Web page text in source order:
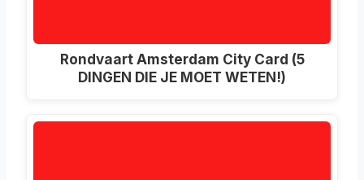
Rondvaart Amsterdam City Card (5
DINGEN DIE JE MOET WETEN!)